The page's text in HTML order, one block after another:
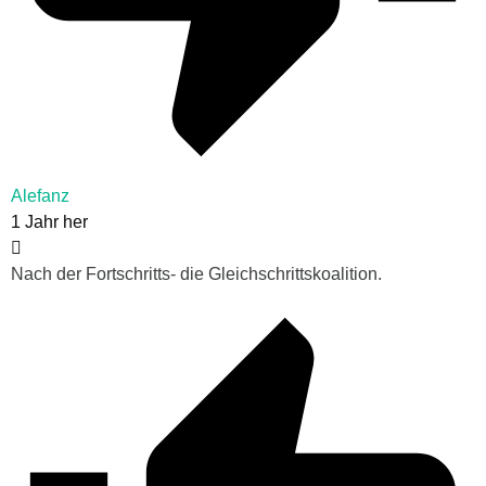
Alefanz
1 Jahr her
Nach der Fortschritts- die Gleichschrittskoalition.